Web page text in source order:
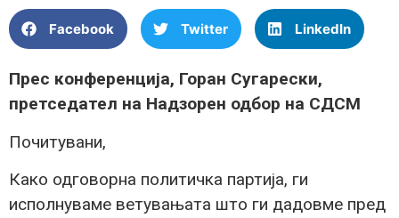
Facebook Twitter LinkedIn
Прес конференција, Горан Сугарески,
претседател на Надзорен одбор на СДСМ
Почитувани,
Како одговорна политичка партија, ги
исполнуваме ветувањата што ги дадовме пред